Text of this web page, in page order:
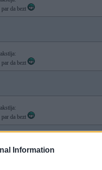
Information
da bezt
da bezt
da bezt